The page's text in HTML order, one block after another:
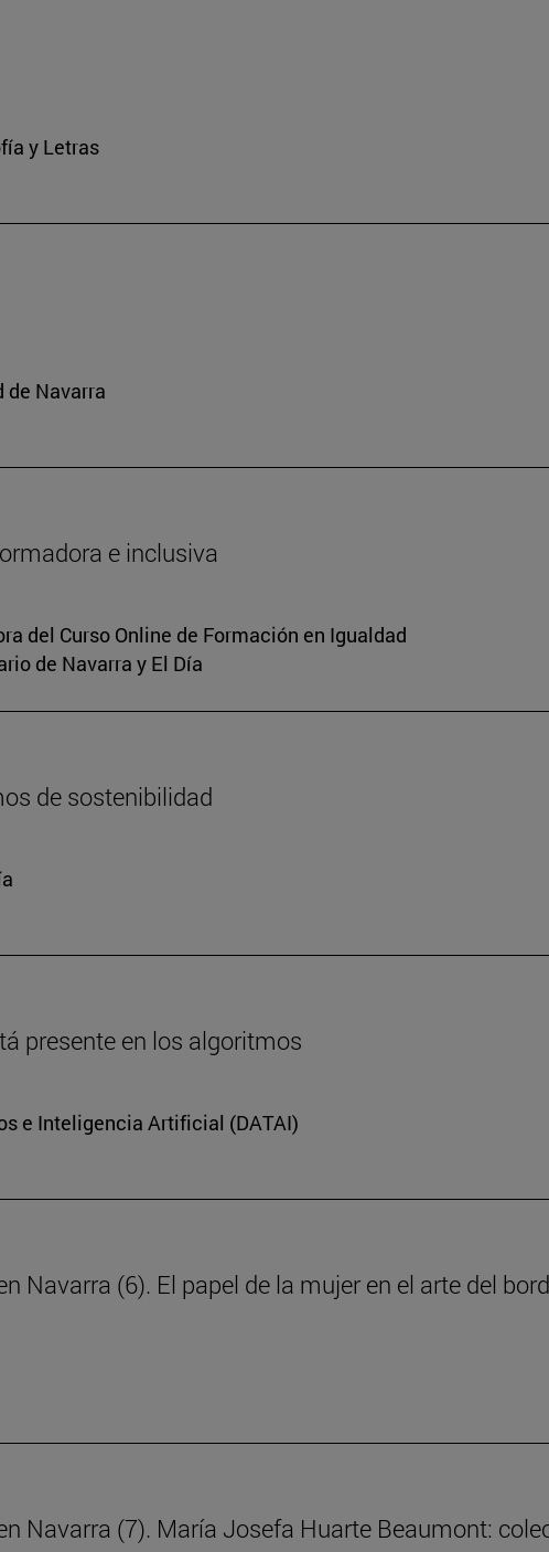
y Letras
de Navarra
e inclusiva
del Curso Online de Formación en Igualdad
de Navarra y El Día
de sostenibilidad
presente en los algoritmos
e Inteligencia Artificial (DATAI)
Navarra (6). El papel de la mujer en el arte del
Navarra (7). María Josefa Huarte Beaumont: